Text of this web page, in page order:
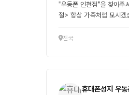
"우동폰 인천점"을 찾아주
절> 항상 가족처럼 모시겠
전국
휴대폰성지 우